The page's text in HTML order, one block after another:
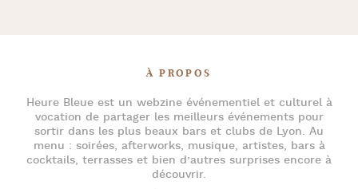
À PROPOS
Heure Bleueest un webzine événementiel et culturel à
vocation de partager les meilleurs événements pour
sortir dans les plus beaux bars et clubs de Lyon. Au
menu : soirées, afterworks, musique, artistes, bars à
cocktails, terrasses et bien d’autres surprises encore à
découvrir.